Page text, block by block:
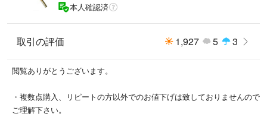
アッパー：牛革
ソール：ラバーソール
カジュアルからきれいめまで幅広い着こなしに馴染むアイテムです。
特にスラックスやセットアップと合わせると都会的でクリーンなスタイル
に。
#ドクターマーチン
本人確認済
取引の評価 1,927 5 3
閲覧ありがとうございます。
・複数点購入、リピートの方以外でのお値下げは致しておりませんので
ご理解下さい。